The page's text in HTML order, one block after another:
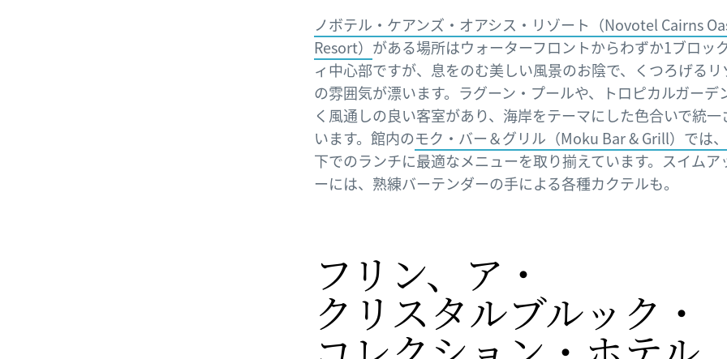
ノボテル・ケアンズ・オアシス・リゾート（Novotel Cairns
Resort） がある場所はウォーターフロントからわずか1ブロッ
ィ中心部ですが、息をのむ美しい風景のお陰で、くつろげる
の雰囲気が漂います。ラグーン・プールや、トロピカルガーデ
く風通しの良い客室があり、海岸をテーマにした色合いで統一
います。館内のモク・バー＆グリル（Moku Bar & Grill）では、
下でのランチに最適なメニューを取り揃えています。スイムア
ーには、熟練バーテンダーの手による各種カクテルも。
フリン、 ​ア・
クリスタルブルック・​​​